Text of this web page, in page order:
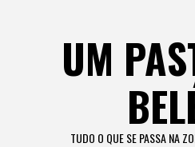
UM
TUDO O QUE SE PASSA NA